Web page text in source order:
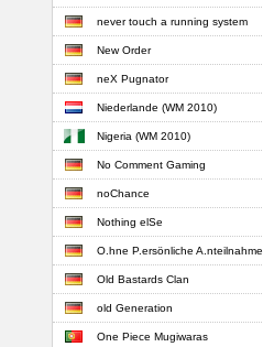
never touch a running system
New Order
neX Pugnator
Niederlande (WM 2010)
Nigeria (WM 2010)
No Comment Gaming
noChance
Nothing elSe
O.hne P.ersönliche A.nteilnahme
Old Bastards Clan
old Generation
One Piece Mugiwaras